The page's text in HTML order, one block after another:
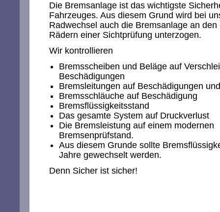
Die Bremsanlage ist das wichtigste
Fahrzeuges. Aus diesem Grund wird bei
Radwechsel auch die Bremsanlage an den
Rädern einer Sichtprüfung unterzogen.
Wir kontrollieren
Bremsscheiben und Beläge auf
Beschädigungen
Bremsleitungen auf Beschädigungen
Bremsschläuche auf Beschädigung
Bremsflüssigkeitsstand
Das gesamte System auf Druckverlust
Die Bremsleistung auf einem modernen
Bremsenprüfstand.
Aus diesem Grunde sollte
Jahre gewechselt werden.
Denn Sicher ist sicher!